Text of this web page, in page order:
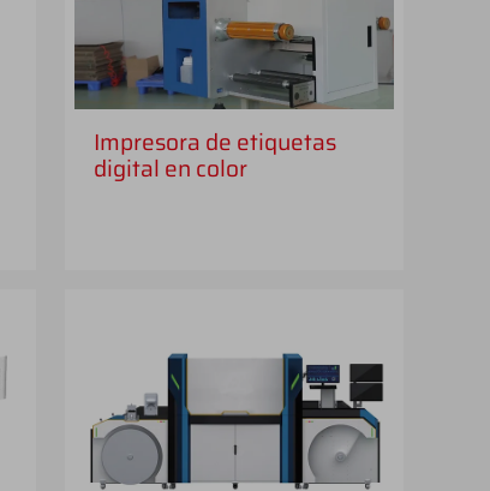
Impresora de etiquetas
digital en color